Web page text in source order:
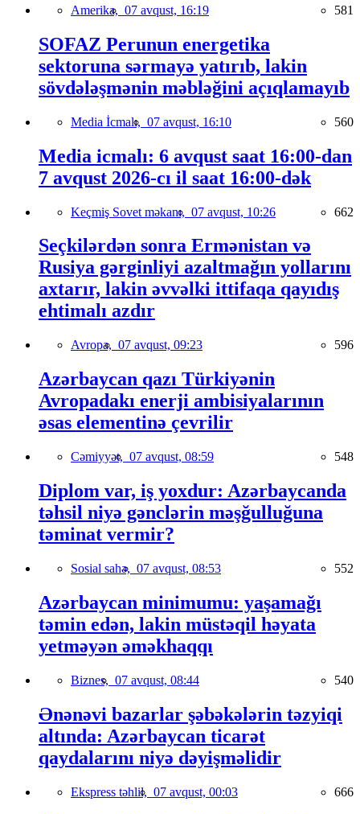
Amerika, 07 avqust, 16:19 581
SOFAZ Perunun energetika
sektoruna sərmayə yatırıb, lakin
sövdələşmənin məbləğini açıqlamayıb
Media İcmalı, 07 avqust, 16:10 560
Media icmalı: 6 avqust saat 16:00-dan
7 avqust 2026-cı il saat 16:00-dək
Keçmiş Sovet məkanı, 07 avqust, 10:26 662
Seçkilərdən sonra Ermənistan və
Rusiya gərginliyi azaltmağın yollarını
axtarır, lakin əvvəlki ittifaqa qayıdış
ehtimalı azdır
Avropa, 07 avqust, 09:23 596
Azərbaycan qazı Türkiyənin
Avropadakı enerji ambisiyalarının
əsas elementinə çevrilir
Cəmiyyət, 07 avqust, 08:59 548
Diplom var, iş yoxdur: Azərbaycanda
təhsil niyə gənclərin məşğulluğuna
təminat vermir?
Sosial sahə, 07 avqust, 08:53 552
Azərbaycan minimumu: yaşamağı
təmin edən, lakin müstəqil həyata
yetməyən əməkhaqqı
Biznes, 07 avqust, 08:44 540
Ənənəvi bazarlar şəbəkələrin təzyiqi
altında: Azərbaycan ticarət
qaydalarını niyə dəyişməlidir
Ekspress təhlil, 07 avqust, 00:03 666